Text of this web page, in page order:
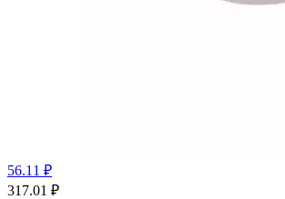
56.11 ₽
317.01 ₽